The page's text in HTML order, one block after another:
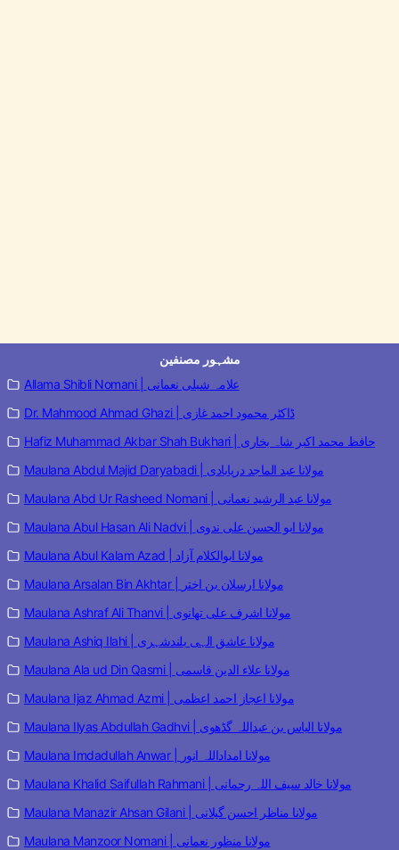
مشہور مصنفین
Allama Shibli Nomani | علامہ شبلی نعمانی
Dr. Mahmood Ahmad Ghazi | ڈاکٹر محمود احمد غازی
Hafiz Muhammad Akbar Shah Bukhari | حافظ محمد اکبر شاہ بخاری
Maulana Abdul Majid Daryabadi | مولانا عبد الماجد دریابادی
Maulana Abd Ur Rasheed Nomani | مولانا عبد الرشید نعمانی
Maulana Abul Hasan Ali Nadvi | مولانا ابو الحسن علی ندوی
Maulana Abul Kalam Azad | مولانا ابوالکلام آزاد
Maulana Arsalan Bin Akhtar | مولانا ارسلان بن اختر
Maulana Ashraf Ali Thanvi | مولانا اشرف علی تھانوی
Maulana Ashiq Ilahi | مولانا عاشق الہی بلندشہری
Maulana Ala ud Din Qasmi | مولانا علاء الدین قاسمی
Maulana Ijaz Ahmad Azmi | مولانا اعجاز احمد اعظمی
Maulana Ilyas Abdullah Gadhvi | مولانا الیاس بن عبداللہ گڈھوی
Maulana Imdadullah Anwar | مولانا امداداللہ انور
Maulana Khalid Saifullah Rahmani | مولانا خالد سیف اللہ رحمانی
Maulana Manazir Ahsan Gilani | مولانا مناظر احسن گیلانی
Maulana Manzoor Nomani | مولانا منظور نعمانی